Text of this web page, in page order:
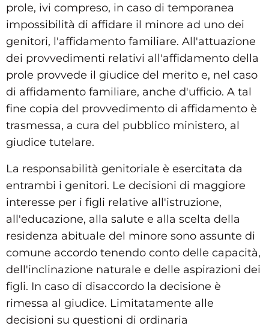
prole, ivi compreso, in caso di temporanea
impossibilità di affidare il minore ad uno dei
genitori, l'affidamento familiare. All'attuazione
dei provvedimenti relativi all'affidamento della
prole provvede il giudice del merito e, nel caso
di affidamento familiare, anche d'ufficio. A tal
fine copia del provvedimento di affidamento è
trasmessa, a cura del pubblico ministero, al
giudice tutelare.
La responsabilità genitoriale è esercitata da
entrambi i genitori. Le decisioni di maggiore
interesse per i figli relative all'istruzione,
all'educazione, alla salute e alla scelta della
residenza abituale del minore sono assunte di
comune accordo tenendo conto delle capacità,
dell'inclinazione naturale e delle aspirazioni dei
figli. In caso di disaccordo la decisione è
rimessa al giudice. Limitatamente alle
decisioni su questioni di ordinaria